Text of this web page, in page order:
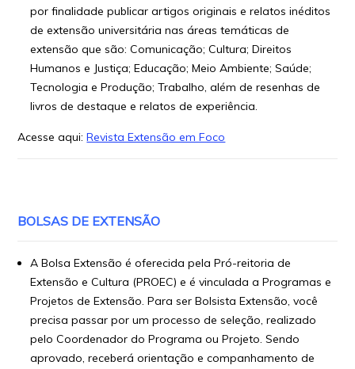
por finalidade publicar artigos originais e relatos inéditos
de extensão universitária nas áreas temáticas de
extensão que são: Comunicação; Cultura; Direitos
Humanos e Justiça; Educação; Meio Ambiente; Saúde;
Tecnologia e Produção; Trabalho, além de resenhas de
livros de destaque e relatos de experiência.
Acesse aqui:Revista Extensão em Foco
BOLSAS DE EXTENSÃO
A Bolsa Extensão é oferecida pela Pró-reitoria de
Extensão e Cultura (PROEC) e é vinculada a Programas e
Projetos de Extensão. Para ser Bolsista Extensão, você
precisa passar por um processo de seleção, realizado
pelo Coordenador do Programa ou Projeto. Sendo
aprovado, receberá orientação e companhamento de